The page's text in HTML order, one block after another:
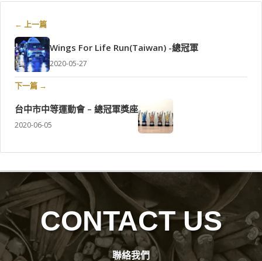
← 上一篇
Wings For Life Run(Taiwan) -總冠軍
2020-05-27
下一篇 →
台中市中等運動會 – 總冠軍獎座
2020-06-05
CONTACT US
聯絡我們